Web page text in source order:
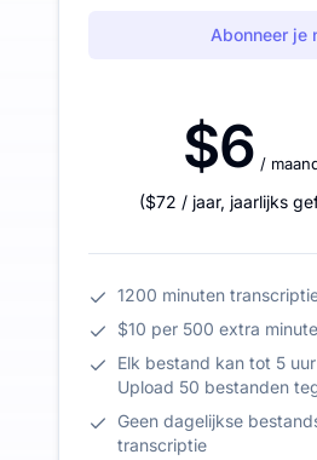
Abonneer je
$6 /
($72 / jaar, jaarlijks
1200 minuten
$10 per 500 extra
Elk bestand kan tot 5
Upload 50 bestanden
Geen dagelijkse
transcriptie